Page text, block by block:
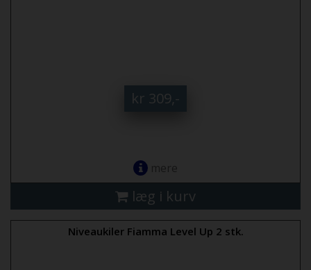
kr 309,-
mere
læg i kurv
Niveaukiler Fiamma Level Up 2 stk.